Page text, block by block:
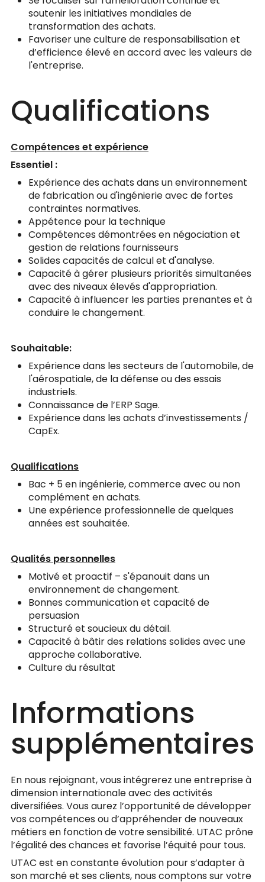
soutenir les initiatives mondiales de
transformation des achats.
Favoriser une culture de responsabilisation et
d’efficience élevé en accord avec les valeurs de
l'entreprise.
Qualifications
Compétences et expérience
Essentiel :
Expérience des achats dans un environnement
de fabrication ou d'ingénierie avec de fortes
contraintes normatives.
Appétence pour la technique
Compétences démontrées en négociation et
gestion de relations fournisseurs
Solides capacités de calcul et d'analyse.
Capacité à gérer plusieurs priorités simultanées
avec des niveaux élevés d'appropriation.
Capacité à influencer les parties prenantes et à
conduire le changement.
Souhaitable:
Expérience dans les secteurs de l'automobile, de
l'aérospatiale, de la défense ou des essais
industriels.
Connaissance de l’ERP Sage.
Expérience dans les achats d’investissements /
CapEx.
Qualifications
Bac + 5 en ingénierie, commerce avec ou non
complément en achats.
Une expérience professionnelle de quelques
années est souhaitée.
Qualités personnelles
Motivé et proactif – s'épanouit dans un
environnement de changement.
Bonnes communication et capacité de
persuasion
Structuré et soucieux du détail.
Capacité à bâtir des relations solides avec une
approche collaborative.
Culture du résultat
Informations
supplémentaires
En nous rejoignant, vous intégrerez une entreprise à
dimension internationale avec des activités
diversifiées. Vous aurez l’opportunité de développer
vos compétences ou d’appréhender de nouveaux
métiers en fonction de votre sensibilité. UTAC prône
l’égalité des chances et favorise l’équité pour tous.
UTAC est en constante évolution pour s’adapter à
son marché et ses clients, nous comptons sur votre